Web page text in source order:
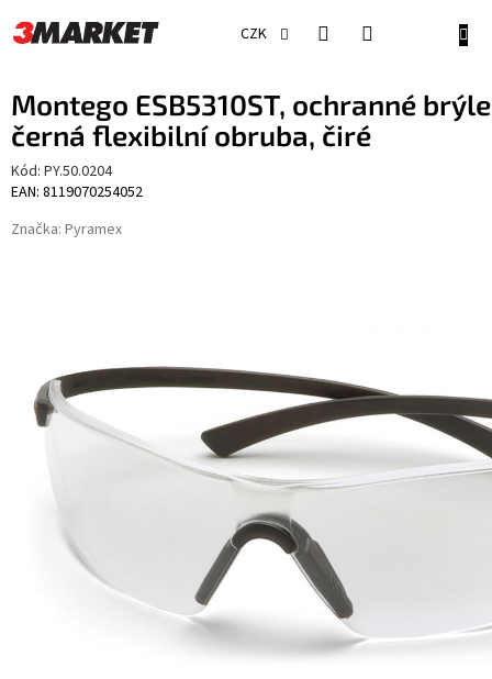
na
obsah
CZK
Montego ESB5310ST, ochranné
černá flexibilní obruba, čiré
Kód: PY.50.0204
EAN: 8119070254052
Značka: Pyramex